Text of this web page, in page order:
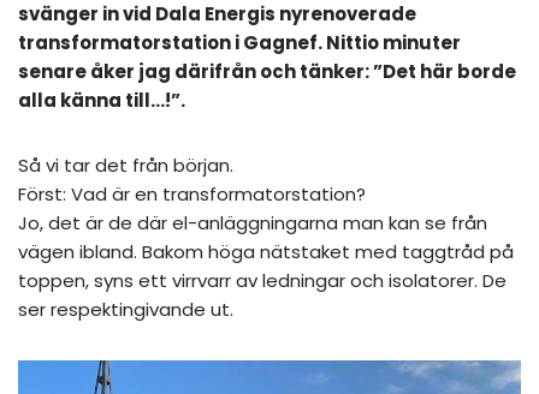
svänger in vid Dala Energis nyrenoverade
transformatorstation i Gagnef. Nittio minuter
senare åker jag därifrån och tänker: ”Det här borde
alla känna till…!”.
Så vi tar det från början.
Först: Vad är en transformatorstation?
Jo, det är de där el-anläggningarna man kan se från
vägen ibland. Bakom höga nätstaket med taggtråd på
toppen, syns ett virrvarr av ledningar och isolatorer. De
ser respektingivande ut.